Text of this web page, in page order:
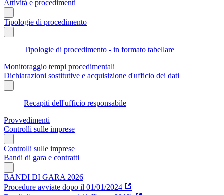
Attività e procedimenti
Tipologie di procedimento
Tipologie di procedimento - in formato tabellare
Monitoraggio tempi procedimentali
Dichiarazioni sostitutive e acquisizione d'ufficio dei dati
Recapiti dell'ufficio responsabile
Provvedimenti
Controlli sulle imprese
Controlli sulle imprese
Bandi di gara e contratti
BANDI DI GARA 2026
Procedure avviate dopo il 01/01/2024